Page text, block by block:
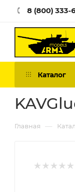
8 (800) 333-
Каталог
Главная —